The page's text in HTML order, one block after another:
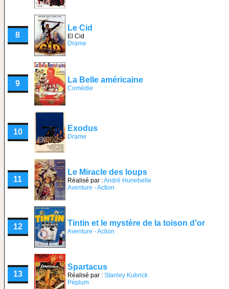
8
Le Cid
El Cid
Drame
9 La Belle américaine
Comédie
10 Exodus
Drame
11
Le Miracle des loups
Réalisé par :André Hunebelle
Aventure - Action
12 Tintin et le mystère de la toison d'or
Aventure - Action
13
Spartacus
Réalisé par : Stanley Kubrick
Péplum